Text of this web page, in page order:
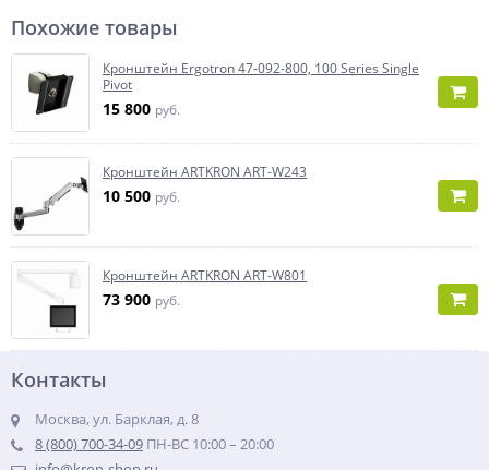
Похожие товары
Кронштейн Ergotron 47-092-800, 100 Series Single
Pivot
15 800 руб.
Кронштейн ARTKRON ART-W243
10 500 руб.
Кронштейн ARTKRON ART-W801
73 900 руб.
Контакты
Москва, ул. Барклая, д. 8
8 (800) 700-34-09 ПН-ВС 10:00 – 20:00